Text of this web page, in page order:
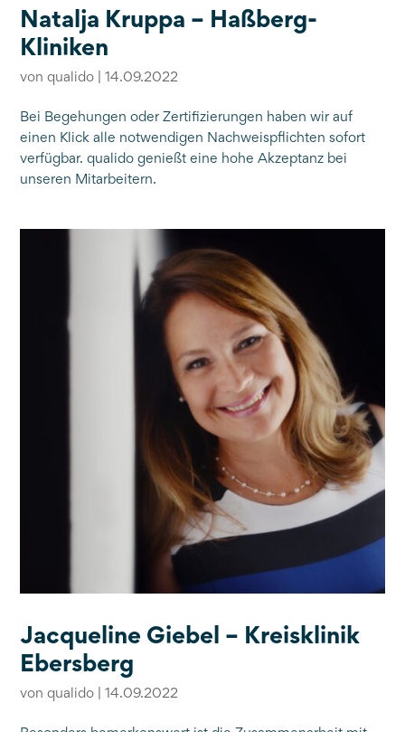
Natalja Kruppa – Haßberg-
Kliniken
vonqualido |14.09.2022
Bei Begehungen oder Zertifizierungen haben wir auf
einen Klick alle notwendigen Nachweispflichten sofort
verfügbar. qualido genießt eine hohe Akzeptanz bei
unseren Mitarbeitern.
Jacqueline Giebel – Kreisklinik
Ebersberg
vonqualido |14.09.2022